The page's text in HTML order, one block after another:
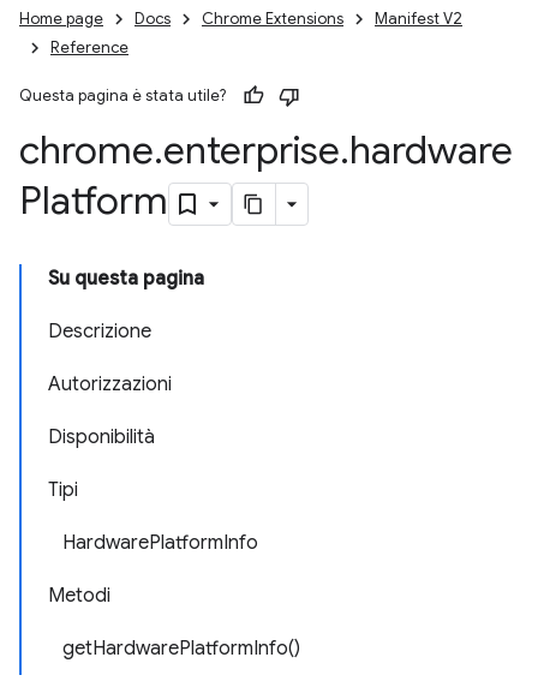
Home page Docs Chrome Extensions
Manifest V2
Reference
Questa pagina è stata utile?
chrome.enterprise.hardware
Platform
Su questa pagina
Descrizione
Autorizzazioni
Disponibilità
Tipi
HardwarePlatformInfo
Metodi
getHardwarePlatformInfo()